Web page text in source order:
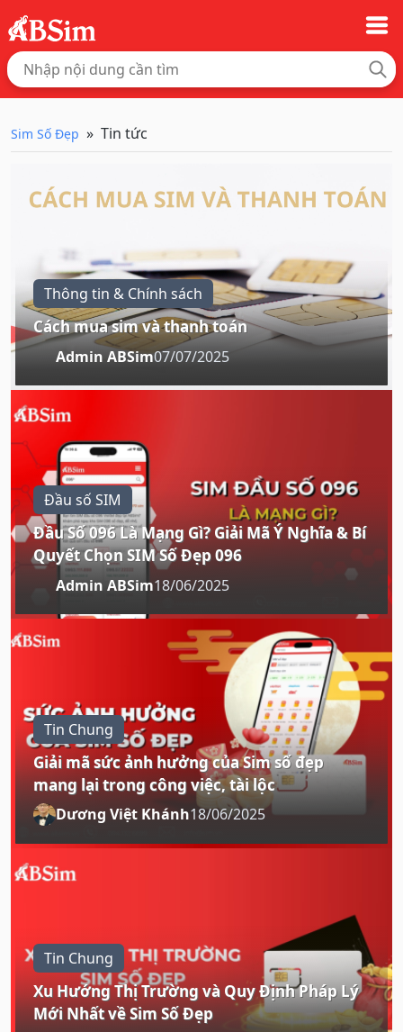
Sim Số Đẹp Tin tức
Thông tin & Chính sách
Cách mua sim và thanh toán
Admin ABSim07/07/2025
Đầu số SIM
Đầu Số 096 Là Mạng Gì? Giải Mã Ý Nghĩa & Bí
Quyết Chọn SIM Số Đẹp 096
Admin ABSim18/06/2025
Tin Chung
Giải mã sức ảnh hưởng của Sim số đẹp
mang lại trong công việc, tài lộc
Dương Việt Khánh18/06/2025
Tin Chung
Xu Hướng Thị Trường và Quy Định Pháp Lý
Mới Nhất về Sim Số Đẹp